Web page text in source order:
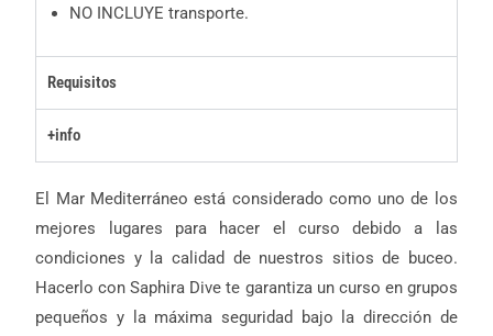
NO INCLUYE transporte.
Requisitos
+info
El Mar Mediterráneo está considerado como uno de los
mejores lugares para hacer el curso debido a las
condiciones y la calidad de nuestros sitios de buceo.
Hacerlo con Saphira Dive te garantiza un curso en grupos
pequeños y la máxima seguridad bajo la dirección de